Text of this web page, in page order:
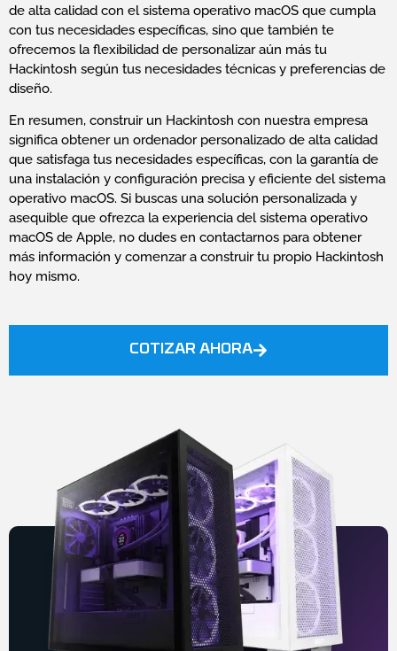
de alta calidad con el sistema operativo macOS que cumpla
con tus necesidades específicas, sino que también te
ofrecemos la flexibilidad de personalizar aún más tu
Hackintosh según tus necesidades técnicas y preferencias de
diseño.
En resumen, construir un Hackintosh con nuestra empresa
significa obtener un ordenador personalizado de alta calidad
que satisfaga tus necesidades específicas, con la garantía de
una instalación y configuración precisa y eficiente del sistema
operativo macOS. Si buscas una solución personalizada y
asequible que ofrezca la experiencia del sistema operativo
macOS de Apple, no dudes en contactarnos para obtener
más información y comenzar a construir tu propio Hackintosh
hoy mismo.
COTIZAR AHORA